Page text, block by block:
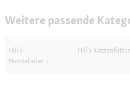
Weitere passende
Hill's
Hundefutter
Hill's Katzenfutter